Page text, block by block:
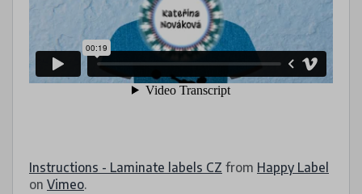
Instructions - Laminate labels CZ from Happy Label
on Vimeo.